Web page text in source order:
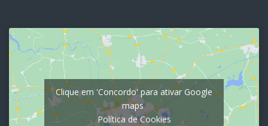
Clique em 'Concordo' para ativar Google
maps
Política de Cookies